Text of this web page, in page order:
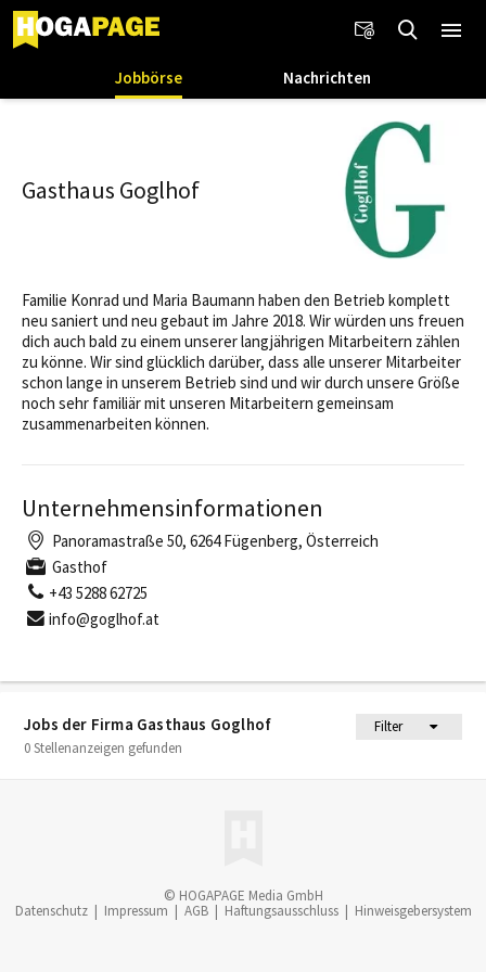
Jobbörse Nachrichten
Jobs der Firma Gasthaus Goglhof
Filter
0 Stellenanzeigen gefunden
Gasthaus Goglhof
Familie Konrad und Maria Baumann haben den Betrieb komplett
neu saniert und neu gebaut im Jahre 2018. Wir würden uns freuen
dich auch bald zu einem unserer langjährigen Mitarbeitern zählen
zu könne. Wir sind glücklich darüber, dass alle unserer Mitarbeiter
schon lange in unserem Betrieb sind und wir durch unsere Größe
noch sehr familiär mit unseren Mitarbeitern gemeinsam
zusammenarbeiten können.
Unternehmensinformationen
Panoramastraße 50, 6264 Fügenberg, Österreich
Gasthof
+43 5288 62725
info@goglhof.at
© HOGAPAGE Media GmbH
Datenschutz | Impressum | AGB | Haftungsausschluss | Hinweisgebersystem